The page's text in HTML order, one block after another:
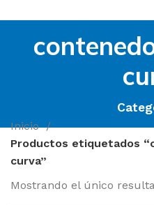
Inicio
Productos etiquetados
curva”
Mostrando el único